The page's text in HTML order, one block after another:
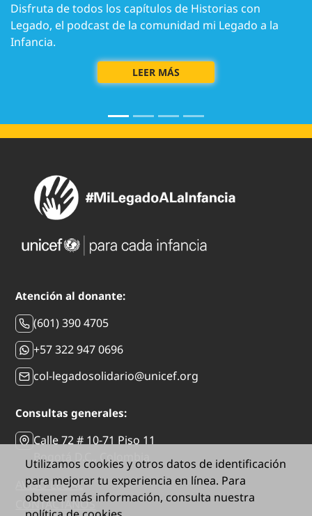
Disfruta de todos los capítulos de Historias con
Legado, el podcast de la comunidad mi Legado a la
Infancia.
LEER MÁS
Utilizamos cookies y otros datos de identificación
para mejorar tu experiencia en línea. Para
obtener más información, consulta nuestra
Atención al donante:
(601) 390 4705
+57 322 947 0696
col-legadosolidario@unicef.org
Consultas generales:
Calle 72 # 10-71 Piso 11
Bogotá D.C., Colombia
AVISO LEGAL
CONTÁCTANOS